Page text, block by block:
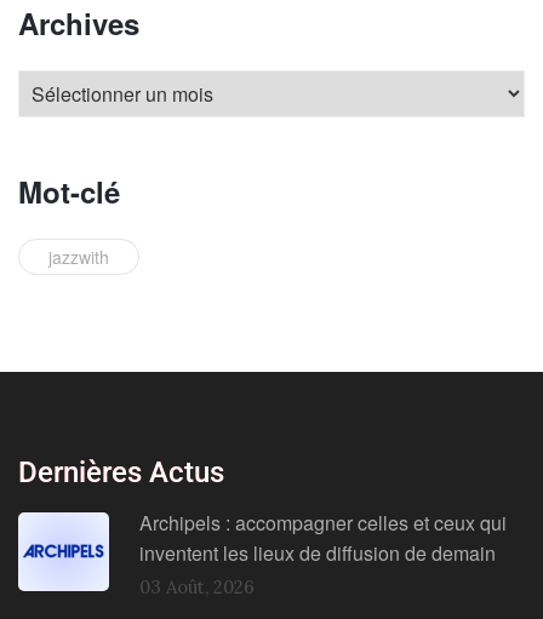
Archives
Mot-clé
jazzwith
Dernières Actus
Archipels : accompagner celles et ceux qui
inventent les lieux de diffusion de demain
03 Août, 2026